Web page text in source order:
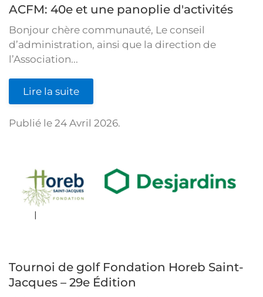
ACFM: 40e et une panoplie d'activités
Bonjour chère communauté, Le conseil
d’administration, ainsi que la direction de
l’Association...
Lire la suite
Publié le 24 Avril 2026.
Tournoi de golf Fondation Horeb Saint-
Jacques – 29e Édition